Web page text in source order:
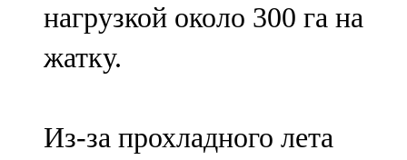
нагрузкой около 300 га на
жатку.
Из-за прохладного лета